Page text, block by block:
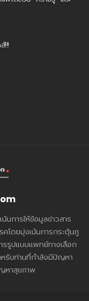
!!!
การให้ข้อมูลข่าวสาร
โดยมุ่งเน้นการกระตุ้นภู
รูปแบบแพทย์ทางเลือก
รับท่านที่กำลังมีปัญหา
หาสุขภาพ